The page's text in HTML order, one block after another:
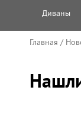
Диваны
Главная /